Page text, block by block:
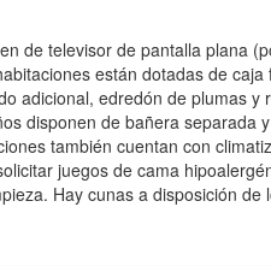
de televisor de pantalla plana
están dotadas de
adicional, edredón de plumas y
disponen de bañera separada
también cuentan con
juegos de cama
Hay cunas a disposición de